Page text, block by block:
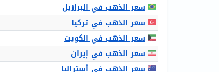
سعر الذهب في البرازيل
سعر الذهب في تركيا
سعر الذهب في الكويت
سعر الذهب في إيران